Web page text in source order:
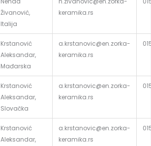
Živanović,
Italija
keramika.rs
Krstanović
Aleksandar,
Mađarska
a.krstanovic@en.zorka-
keramika.rs
Krstanović
Aleksandar,
Slovačka
a.krstanovic@en.zorka-
keramika.rs
Krstanović
Aleksandar,
a.krstanovic@en.zorka-
keramika.rs